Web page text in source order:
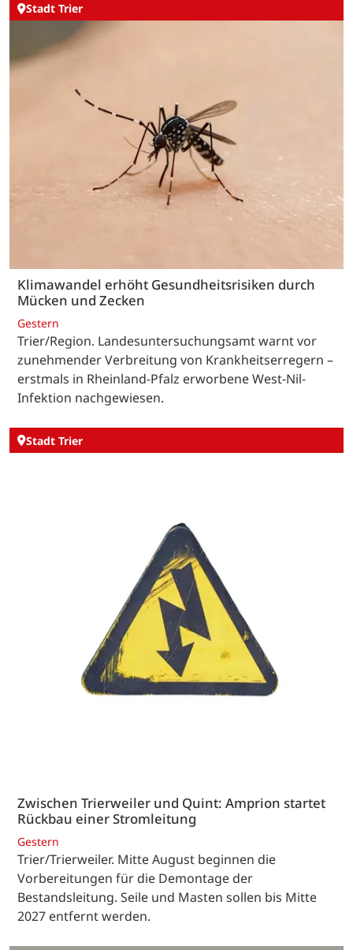
Stadt Trier
Klimawandel erhöht Gesundheitsrisiken durch
Mücken und Zecken
Gestern
Trier/Region. Landesuntersuchungsamt warnt vor
zunehmender Verbreitung von Krankheitserregern –
erstmals in Rheinland-Pfalz erworbene West-Nil-
Infektion nachgewiesen.
Stadt Trier
Zwischen Trierweiler und Quint: Amprion startet
Rückbau einer Stromleitung
Gestern
Trier/Trierweiler. Mitte August beginnen die
Vorbereitungen für die Demontage der
Bestandsleitung. Seile und Masten sollen bis Mitte
2027 entfernt werden.